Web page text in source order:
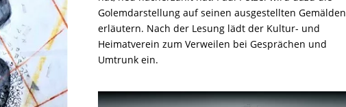
Golemdarstellung auf seinen ausgestellten Gemälden
erläutern. Nach der Lesung lädt der Kultur- und
Heimatverein zum Verweilen bei Gesprächen und
Umtrunk ein.